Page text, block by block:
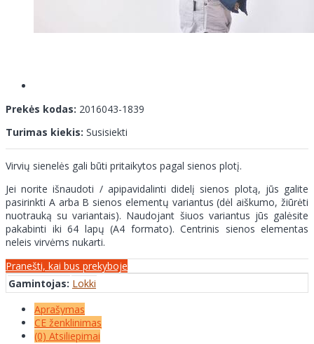
Prekės kodas: 2016043-1839
Turimas kiekis: Susisiekti
Virvių sienelės gali būti pritaikytos pagal sienos plotį.
Jei norite išnaudoti / apipavidalinti didelį sienos plotą, jūs galite
pasirinkti A arba B sienos elementų variantus (dėl aiškumo, žiūrėti
nuotrauką su variantais). Naudojant šiuos variantus jūs galėsite
pakabinti iki 64 lapų (A4 formato). Centrinis sienos elementas
neleis virvėms nukarti.
Pranešti, kai bus prekyboje
Gamintojas: Lokki
Aprašymas
CE ženklinimas
(0) Atsiliepimai